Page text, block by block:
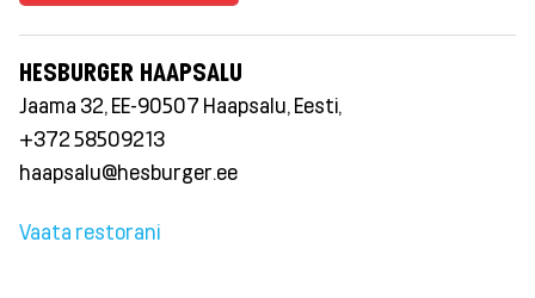
HESBURGER HAAPSALU
Jaama 32, EE-90507 Haapsalu, Eesti,
+372 58509213
haapsalu@hesburger.ee
Vaata restorani